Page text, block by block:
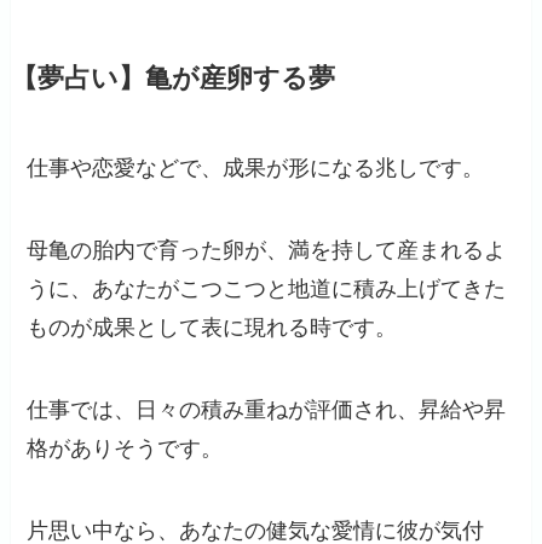
【夢占い】亀が産卵する夢
仕事や恋愛などで、成果が形になる兆しです。
母亀の胎内で育った卵が、満を持して産まれるよ
うに、あなたがこつこつと地道に積み上げてきた
ものが成果として表に現れる時です。
仕事では、日々の積み重ねが評価され、昇給や昇
格がありそうです。
片思い中なら、あなたの健気な愛情に彼が気付